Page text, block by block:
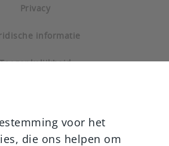
Privacy
informatie
voor het
die ons helpen om